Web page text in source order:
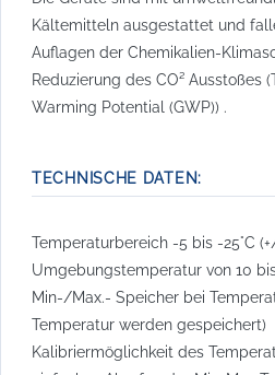
Kältemitteln ausgestattet und
Auflagen der Chemikalien-
Reduzierung des CO² Ausstoßes
Warming Potential (GWP)) .
TECHNISCHE DATEN:
Temperaturbereich -5 bis -25°C
Umgebungstemperatur von 10 bis
Min-/Max.- Speicher bei
Temperatur werden gespeichert)
Kalibriermöglichkeit des